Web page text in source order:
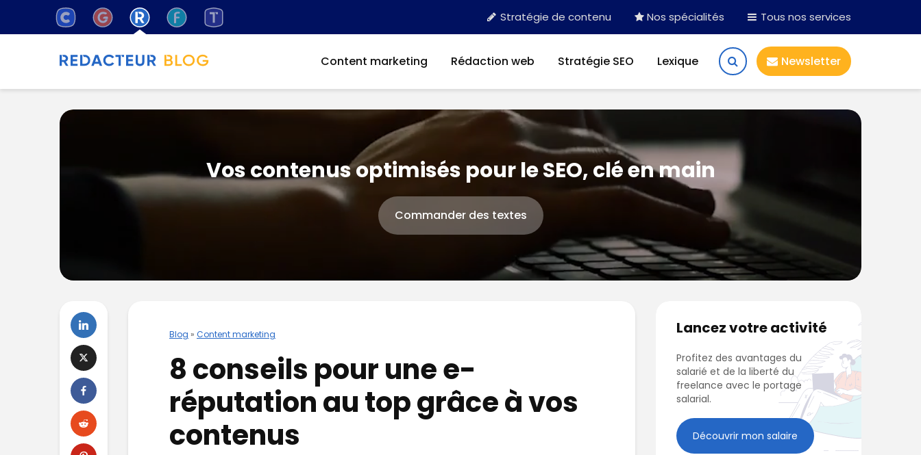
Stratégie de contenu Nos spécialités Tous nos services
Content marketing Rédaction web Stratégie SEO Lexique Newsletter
Vos contenus optimisés pour le SEO, clé en main
Commander des textes
Blog » Content marketing
8 conseils pour une e-
réputation au top grâce à vos
contenus
Lancez votre activité
Profitez des avantages du
salarié et de la liberté du
freelance avec le portage
salarial.
Découvrir mon salaire